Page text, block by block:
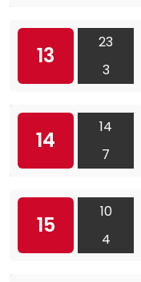
13
23
3
14
14
7
15
10
4